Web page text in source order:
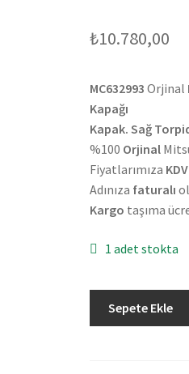
₺10.780,00
MC632993 Orjinal
Kapağı
Kapak. Sağ
%100 Orjinal
Fiyatlarımıza KDV
Adınıza faturalı
Kargo taşıma
1 adet stokta
Mitsubishi
Sepete Ekle